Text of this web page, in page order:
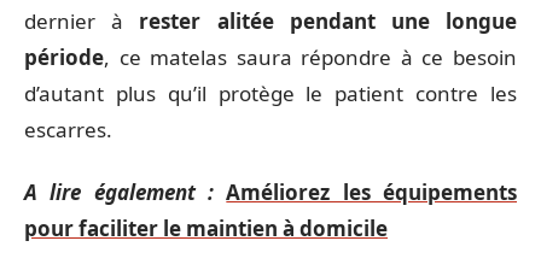
dernier à rester alitée pendant une longue
période, ce matelas saura répondre à ce besoin
d’autant plus qu’il protège le patient contre les
escarres.
A lire également : Améliorez les équipements
pour faciliter le maintien à domicile